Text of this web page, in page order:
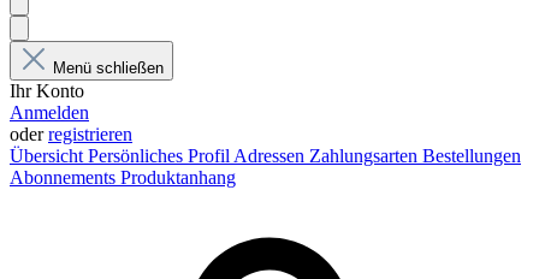
Menü schließen
Ihr Konto
Anmelden
oderregistrieren
Übersicht Persönliches Profil Adressen Zahlungsarten Bestellungen
Abonnements Produktanhang